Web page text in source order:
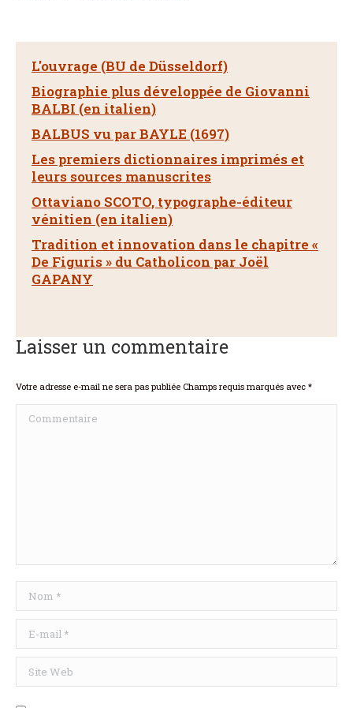
L'ouvrage (BU de Düsseldorf)
Biographie plus développée de Giovanni
BALBI (en italien)
BALBUS vu par BAYLE (1697)
Les premiers dictionnaires imprimés et
leurs sources manuscrites
Ottaviano SCOTO, typographe-éditeur
vénitien (en italien)
Tradition et innovation dans le chapitre «
De Figuris » du Catholicon par Joël
GAPANY
Laisser un commentaire
Votre adresse e-mail ne sera pas publiée Champs requis marqués avec *
Commentaire
Nom *
E-mail *
Site Web